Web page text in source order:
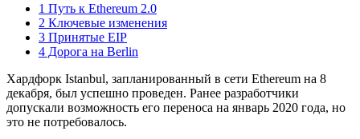
1 Путь к Ethereum 2.0
2 Ключевые изменения
3 Принятые EIP
4 Дорога на Berlin
Хардфорк Istanbul, запланированный в сети Ethereum на 8
декабря, был успешно проведен. Ранее разработчики
допускали возможность его переноса на январь 2020 года, но
это не потребовалось.